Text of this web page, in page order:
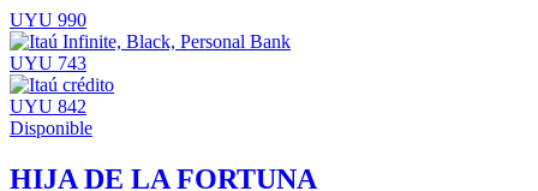
UYU 990
UYU 743
UYU 842
Disponible
HIJA DE LA FORTUNA